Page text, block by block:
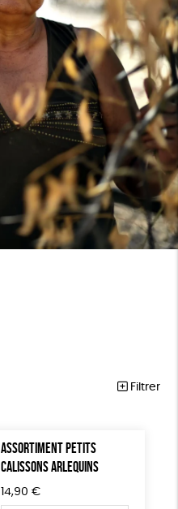
Filtrer
ASSORTIMENT PETITS
CALISSONS ARLEQUINS
14,90 €